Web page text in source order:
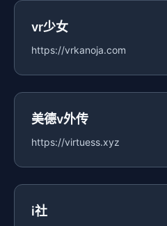
vr少女
https://vrkanoja.com
美德v外传
https://virtuess.xyz
i社